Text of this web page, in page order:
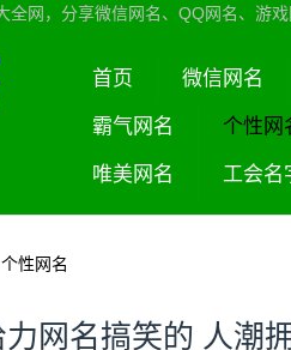
全网，分享微信网名、QQ网名、游
首页 微信网名
霸气网名 个性网
唯美网名 工会名
个性网名
网名搞笑的 人潮